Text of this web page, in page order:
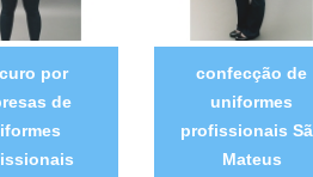
por
de
confecção de
uniformes
profissionais
Mateus